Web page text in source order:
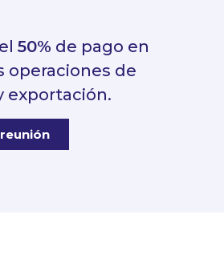
50% de pago en
operaciones de
exportación.